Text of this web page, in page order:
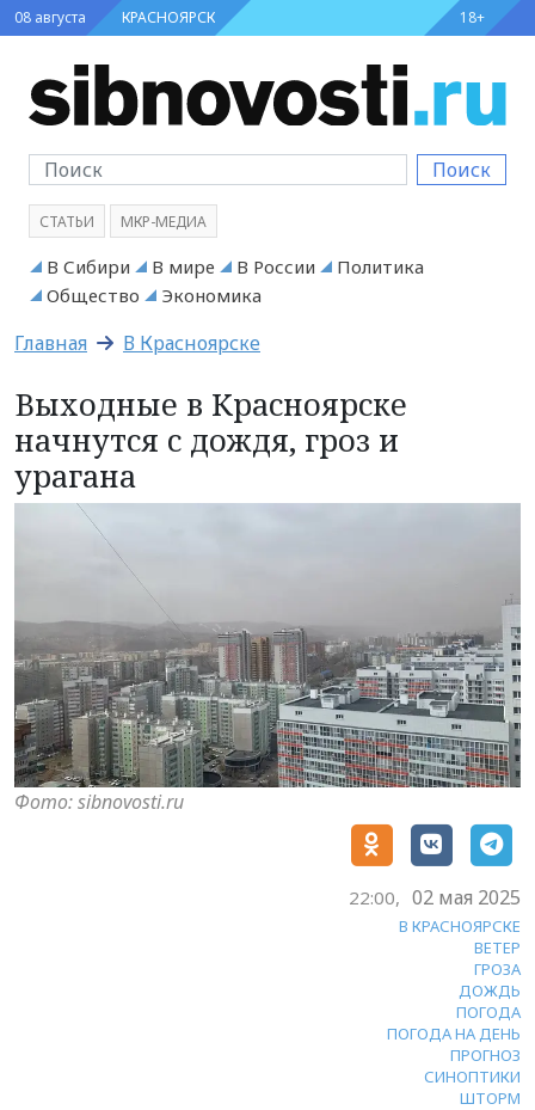
08 августа КРАСНОЯРСК 18+
Поиск
СТАТЬИ МКР-МЕДИА
В Сибири В мире В России
Политика
Общество
Экономика
Главная В Красноярске
Выходные в Красноярске
начнутся с дождя, гроз и
урагана
Фото: sibnovosti.ru
22:00, 02 мая 2025
В КРАСНОЯРСКЕ
ВЕТЕР
ГРОЗА
ДОЖДЬ
ПОГОДА
ПОГОДА НА ДЕНЬ
ПРОГНОЗ
СИНОПТИКИ
ШТОРМ